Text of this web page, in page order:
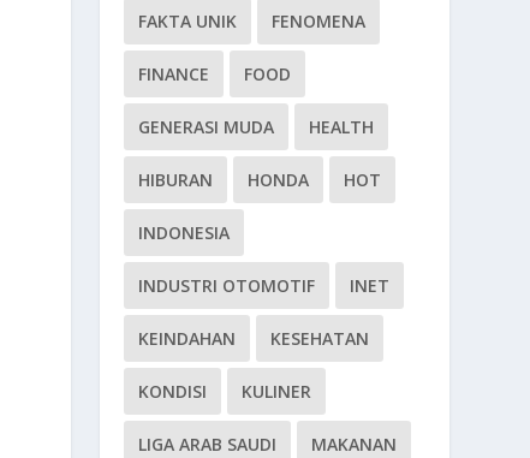
FAKTA UNIK FENOMENA
FINANCE FOOD
GENERASI MUDA HEALTH
HIBURAN HONDA HOT
INDONESIA
INDUSTRI OTOMOTIF INET
KEINDAHAN KESEHATAN
KONDISI KULINER
LIGA ARAB SAUDI MAKANAN